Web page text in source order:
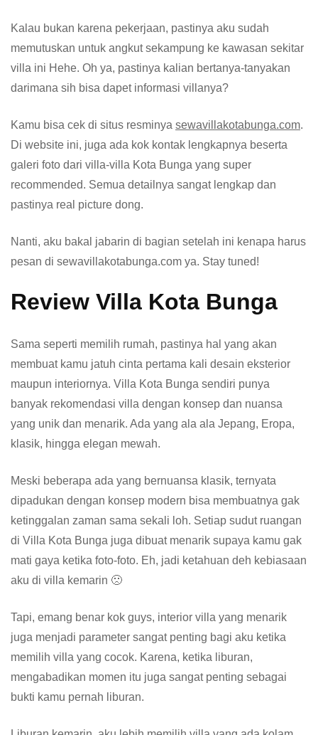
Kalau bukan karena pekerjaan, pastinya aku sudah
memutuskan untuk angkut sekampung ke kawasan sekitar
villa ini Hehe. Oh ya, pastinya kalian bertanya-tanyakan
darimana sih bisa dapet informasi villanya?
Kamu bisa cek di situs resminya sewavillakotabunga.com.
Di website ini, juga ada kok kontak lengkapnya beserta
galeri foto dari villa-villa Kota Bunga yang super
recommended. Semua detailnya sangat lengkap dan
pastinya real picture dong.
Nanti, aku bakal jabarin di bagian setelah ini kenapa harus
pesan di sewavillakotabunga.com ya. Stay tuned!
Review Villa Kota Bunga
Sama seperti memilih rumah, pastinya hal yang akan
membuat kamu jatuh cinta pertama kali desain eksterior
maupun interiornya. Villa Kota Bunga sendiri punya
banyak rekomendasi villa dengan konsep dan nuansa
yang unik dan menarik. Ada yang ala ala Jepang, Eropa,
klasik, hingga elegan mewah.
Meski beberapa ada yang bernuansa klasik, ternyata
dipadukan dengan konsep modern bisa membuatnya gak
ketinggalan zaman sama sekali loh. Setiap sudut ruangan
di Villa Kota Bunga juga dibuat menarik supaya kamu gak
mati gaya ketika foto-foto. Eh, jadi ketahuan deh kebiasaan
aku di villa kemarin 🙁
Tapi, emang benar kok guys, interior villa yang menarik
juga menjadi parameter sangat penting bagi aku ketika
memilih villa yang cocok. Karena, ketika liburan,
mengabadikan momen itu juga sangat penting sebagai
bukti kamu pernah liburan.